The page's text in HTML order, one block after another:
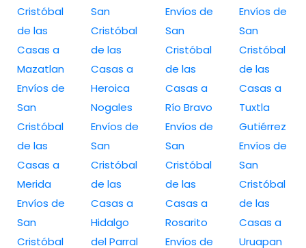
Cristóbal
de las
Casas a
Mazatlan
Envíos de
San
Cristóbal
de las
Casas a
Merida
Envíos de
San
Cristóbal
San
Cristóbal
de las
Casas a
Heroica
Nogales
Envíos de
San
Cristóbal
de las
Casas a
Hidalgo
del Parral
Envíos de
San
Cristóbal
de las
Casas a
Río Bravo
Envíos de
San
Cristóbal
de las
Casas a
Rosarito
Envíos de
Envíos de
San
Cristóbal
de las
Casas a
Tuxtla
Gutiérrez
Envíos de
San
Cristóbal
de las
Casas a
Uruapan